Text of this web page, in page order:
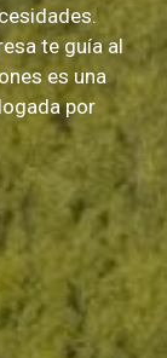
te guía al
es una
por